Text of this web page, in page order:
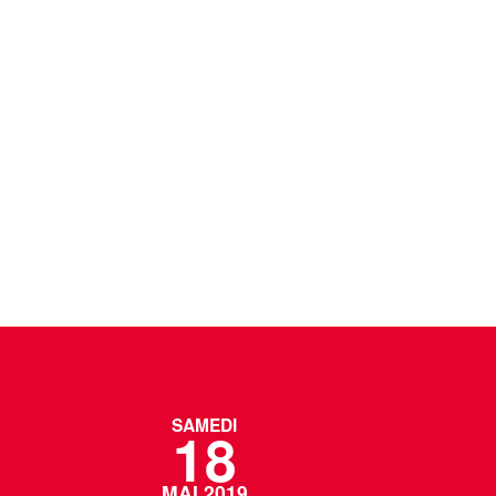
SAMEDI
18